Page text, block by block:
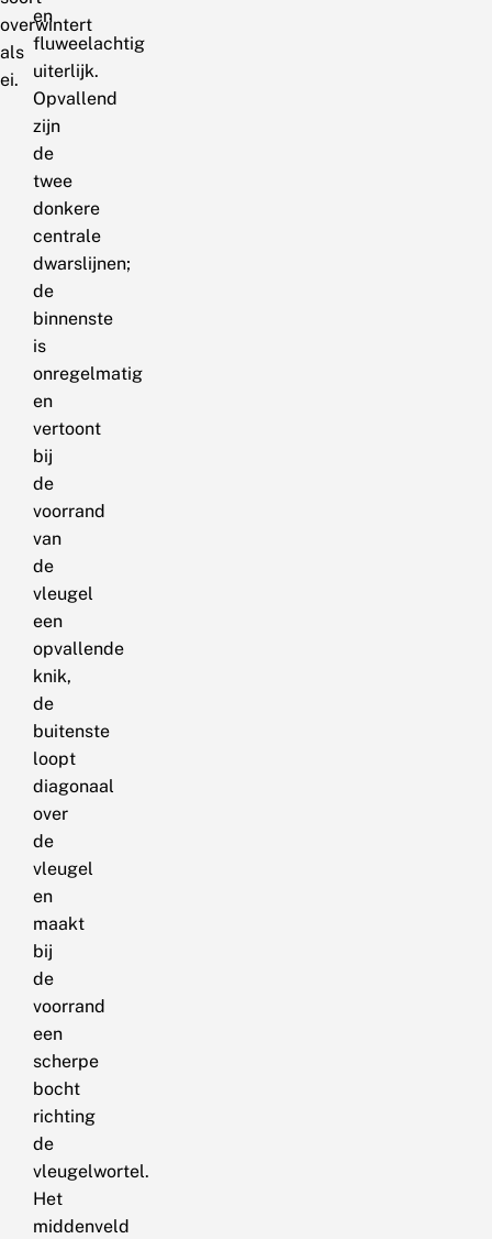
overwintert
als
ei.
en
fluweelachtig
uiterlijk.
Opvallend
zijn
de
twee
donkere
centrale
dwarslijnen;
de
binnenste
is
onregelmatig
en
vertoont
bij
de
voorrand
van
de
vleugel
een
opvallende
knik,
de
buitenste
loopt
diagonaal
over
de
vleugel
en
maakt
bij
de
voorrand
een
scherpe
bocht
richting
de
vleugelwortel.
Het
middenveld